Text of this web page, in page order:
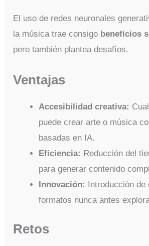
El uso de redes neuronales
la música trae consigo beneficios
pero también plantea desafíos.
Ventajas
Accesibilidad creativa:
puede crear arte o música
basadas en IA.
Eficiencia: Reducción del
para generar contenido
Innovación: Introducción de
formatos nunca antes
Retos